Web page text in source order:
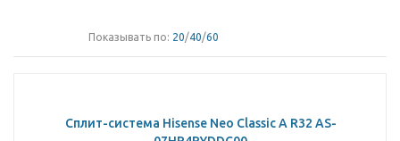
Показывать по: 20/40/60
Сплит-система Hisense Neo Classic A R32 AS-